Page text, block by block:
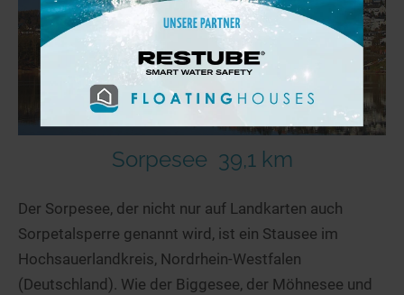
Sorpesee 39,1 km
Der Sorpesee, der nicht nur auf Landkarten auch
Sorpetalsperre genannt wird, ist ein Stausee im
Hochsauerlandkreis, Nordrhein-Westfalen
(Deutschland). Wie der Biggesee, der Möhnesee und